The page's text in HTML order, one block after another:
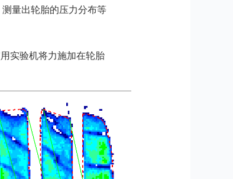
量出轮胎的压力分布等
实验机将力施加在轮胎